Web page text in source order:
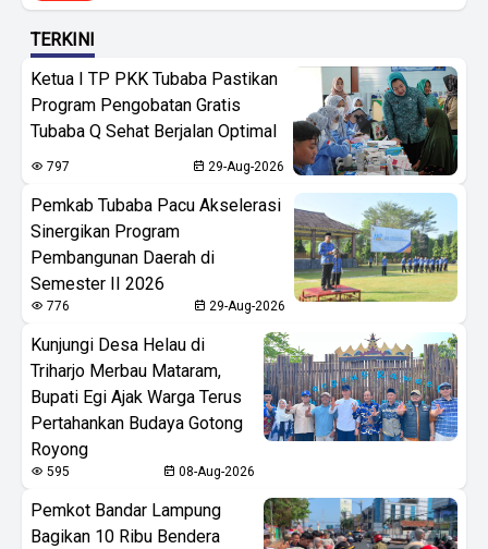
TERKINI
Ketua I TP PKK Tubaba Pastikan
Program Pengobatan Gratis
Tubaba Q Sehat Berjalan Optimal
797 29-Aug-2026
Pemkab Tubaba Pacu Akselerasi
Sinergikan Program
Pembangunan Daerah di
Semester II 2026
776 29-Aug-2026
Kunjungi Desa Helau di
Triharjo Merbau Mataram,
Bupati Egi Ajak Warga Terus
Pertahankan Budaya Gotong
Royong
595 08-Aug-2026
Pemkot Bandar Lampung
Bagikan 10 Ribu Bendera